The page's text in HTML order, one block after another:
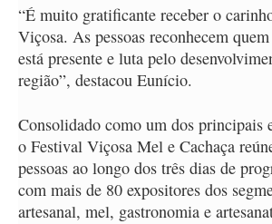
“É muito gratificante receber o
Viçosa. As pessoas reconhecem
está presente e luta pelo
região”, destacou Eunício.
Consolidado como um dos principais
o Festival Viçosa Mel e Cachaça
pessoas ao longo dos três dias de
com mais de 80 expositores dos
artesanal, mel, gastronomia e